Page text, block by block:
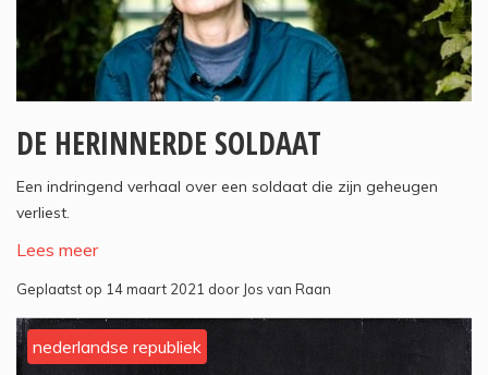
DE HERINNERDE SOLDAAT
Een indringend verhaal over een soldaat die zijn geheugen
verliest.
Lees meer
Geplaatst op 14 maart 2021 door Jos van Raan
nederlandse republiek